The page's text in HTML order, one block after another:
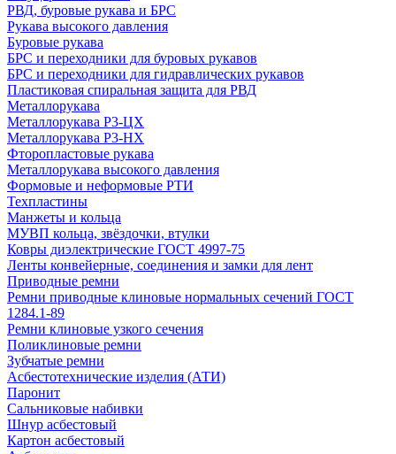
РВД, буровые рукава и БРС
Рукава высокого давления
Буровые рукава
БРС и переходники для буровых рукавов
БРС и переходники для гидравлических рукавов
Пластиковая спиральная защита для РВД
Металлорукава
Металлорукава Р3-ЦХ
Металлорукава Р3-НХ
Фторопластовые рукава
Металлорукава высокого давления
Формовые и неформовые РТИ
Техпластины
Манжеты и кольца
МУВП кольца, звёздочки, втулки
Ковры диэлектрические ГОСТ 4997-75
Ленты конвейерные, соединения и замки для лент
Приводные ремни
Ремни приводные клиновые нормальных сечений ГОСТ
1284.1-89
Ремни клиновые узкого сечения
Поликлиновые ремни
Зубчатые ремни
Асбестотехнические изделия (АТИ)
Паронит
Сальниковые набивки
Шнур асбестовый
Картон асбестовый